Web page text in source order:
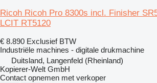
Ricoh Ricoh Pro 8300s incl. Finisher
LCIT RT5120
€ 8.890 Exclusief BTW
Industriële machines - digitale drukmachine
Duitsland, Langenfeld (Rheinland)
Kopierer-Welt GmbH
Contact opnemen met verkoper